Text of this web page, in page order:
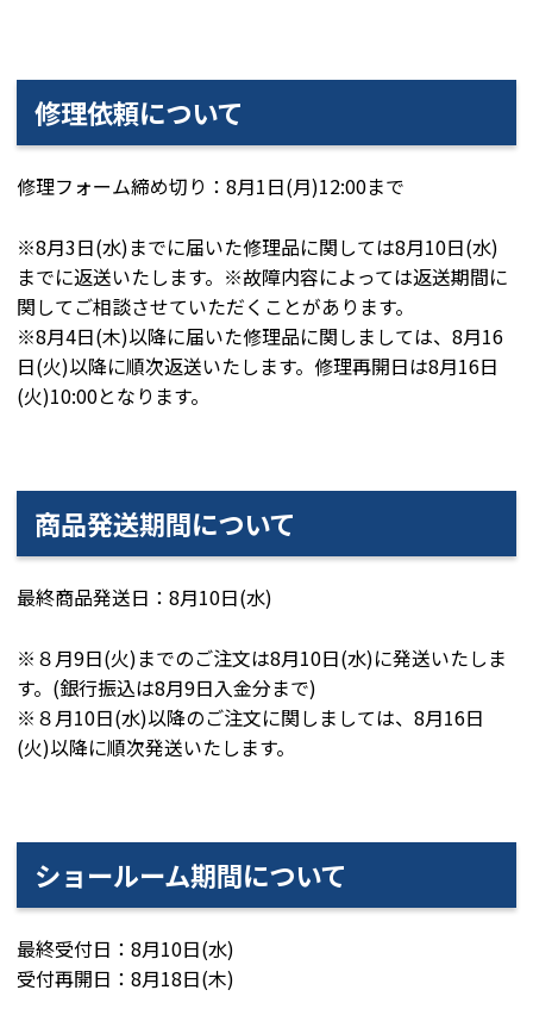
修理依頼について
修理フォーム締め切り：8月1日(月)12:00まで
※8月3日(水)までに届いた修理品に関しては8月10日(水)
までに返送いたします。※故障内容によっては返送期間に
関してご相談させていただくことがあります。
※8月4日(木)以降に届いた修理品に関しましては、8月16
日(火)以降に順次返送いたします。修理再開日は8月16日
(火)10:00となります。
商品発送期間について
最終商品発送日：8月10日(水)
※８月9日(火)までのご注文は8月10日(水)に発送いたしま
す。(銀行振込は8月9日入金分まで)
※８月10日(水)以降のご注文に関しましては、8月16日
(火)以降に順次発送いたします。
ショールーム期間について
最終受付日：8月10日(水)
受付再開日：8月18日(木)